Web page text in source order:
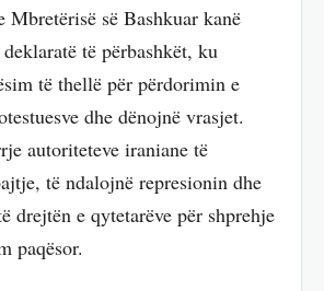
Mbretërisë së Bashkuar kanë
të përbashkët, ku
të thellë për përdorimin e
dhe dënojnë vrasjet.
autoriteteve iraniane të
të ndalojnë represionin dhe
drejtën e qytetarëve për shprehje
paqësor.